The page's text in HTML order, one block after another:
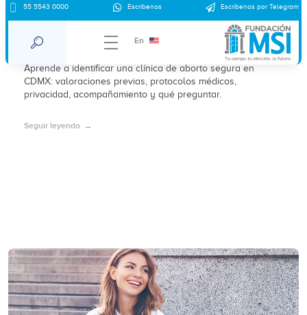
55 5543 0000 Escríbenos Escríbenos por Telegram
En
Clínica de aborto segura y certificada en
CDMX
Aprende a identificar una clínica de aborto segura en
CDMX: valoraciones previas, protocolos médicos,
privacidad, acompañamiento y qué preguntar.
Seguir leyendo